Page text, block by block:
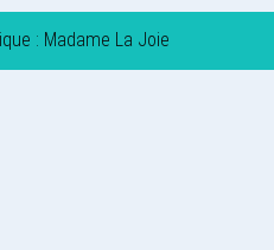
: Madame La Joie